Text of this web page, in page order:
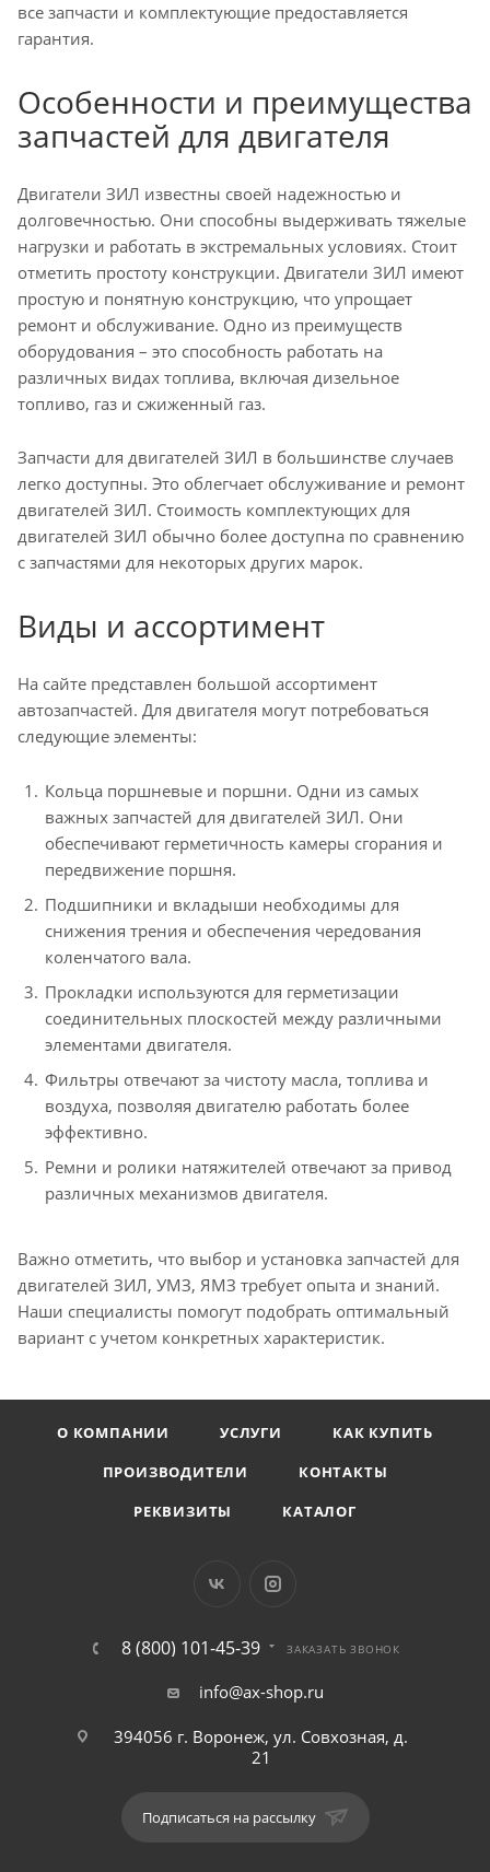
все запчасти и комплектующие предоставляется
гарантия.
Особенности и преимущества
запчастей для двигателя
Двигатели ЗИЛ известны своей надежностью и
долговечностью. Они способны выдерживать тяжелые
нагрузки и работать в экстремальных условиях. Стоит
отметить простоту конструкции. Двигатели ЗИЛ имеют
простую и понятную конструкцию, что упрощает
ремонт и обслуживание. Одно из преимуществ
оборудования – это способность работать на
различных видах топлива, включая дизельное
топливо, газ и сжиженный газ.
Запчасти для двигателей ЗИЛ в большинстве случаев
легко доступны. Это облегчает обслуживание и ремонт
двигателей ЗИЛ. Стоимость комплектующих для
двигателей ЗИЛ обычно более доступна по сравнению
с запчастями для некоторых других марок.
Виды и ассортимент
На сайте представлен большой ассортимент
автозапчастей. Для двигателя могут потребоваться
следующие элементы:
Кольца поршневые и поршни. Одни из самых
важных запчастей для двигателей ЗИЛ. Они
обеспечивают герметичность камеры сгорания и
передвижение поршня.
Подшипники и вкладыши необходимы для
снижения трения и обеспечения чередования
коленчатого вала.
Прокладки используются для герметизации
соединительных плоскостей между различными
элементами двигателя.
Фильтры отвечают за чистоту масла, топлива и
воздуха, позволяя двигателю работать более
эффективно.
Ремни и ролики натяжителей отвечают за привод
различных механизмов двигателя.
Важно отметить, что выбор и установка запчастей для
двигателей ЗИЛ, УМЗ, ЯМЗ требует опыта и знаний.
Наши специалисты помогут подобрать оптимальный
вариант с учетом конкретных характеристик.
О КОМПАНИИ УСЛУГИ
КАК КУПИТЬ
ПРОИЗВОДИТЕЛИ
КОНТАКТЫ
РЕКВИЗИТЫ
КАТАЛОГ
8 (800) 101-45-39 ЗАКАЗАТЬ ЗВОНОК
info@ax-shop.ru
394056 г. Воронеж, ул. Совхозная, д.
21
Подписаться на рассылку